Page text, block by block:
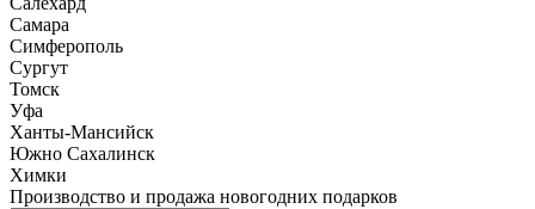
Самара
Симферополь
Сургут
Томск
Уфа
Ханты-Мансийск
Южно Сахалинск
Химки
Производство и продажа новогодних подарков